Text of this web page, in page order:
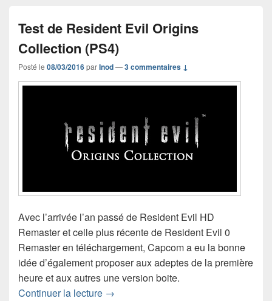
Test de Resident Evil Origins
Collection (PS4)
Posté le 08/03/2016parInod—3 commentaires ↓
Avec l’arrivée l’an passé de Resident Evil HD
Remaster et celle plus récente de Resident Evil 0
Remaster en téléchargement, Capcom a eu la bonne
idée d’également proposer aux adeptes de la première
heure et aux autres une version boite.
Continuer la lecture Test de Resident Evil Origins
→